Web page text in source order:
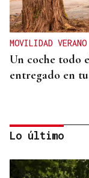
MOVILIDAD VERANO
Un coche todo
entregado en
Lo último